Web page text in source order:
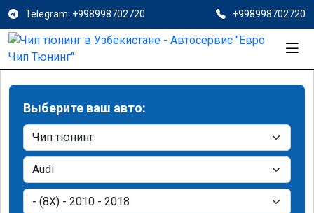
Telegram: +998998702720 +998998702720
Выберите ваш авто: